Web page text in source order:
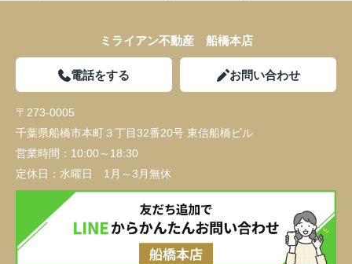
ミライアン不動産 船橋本店
電話をする お問い合わせ
〒273-0005
千葉県船橋市本町３丁目32番20号 東信船橋ビル
営業時間： 10:00～18:30
定休日： 水曜日 1月～3月無休